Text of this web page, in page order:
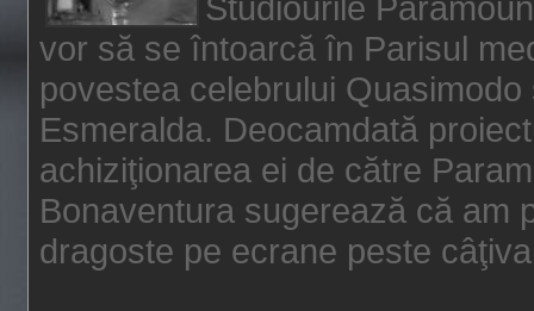
vor să se întoarcă în Parisul
povestea celebrului
Esmeralda. Deocamdată
achiziţionarea ei de către
Bonaventura sugerează că am
dragoste pe ecrane peste